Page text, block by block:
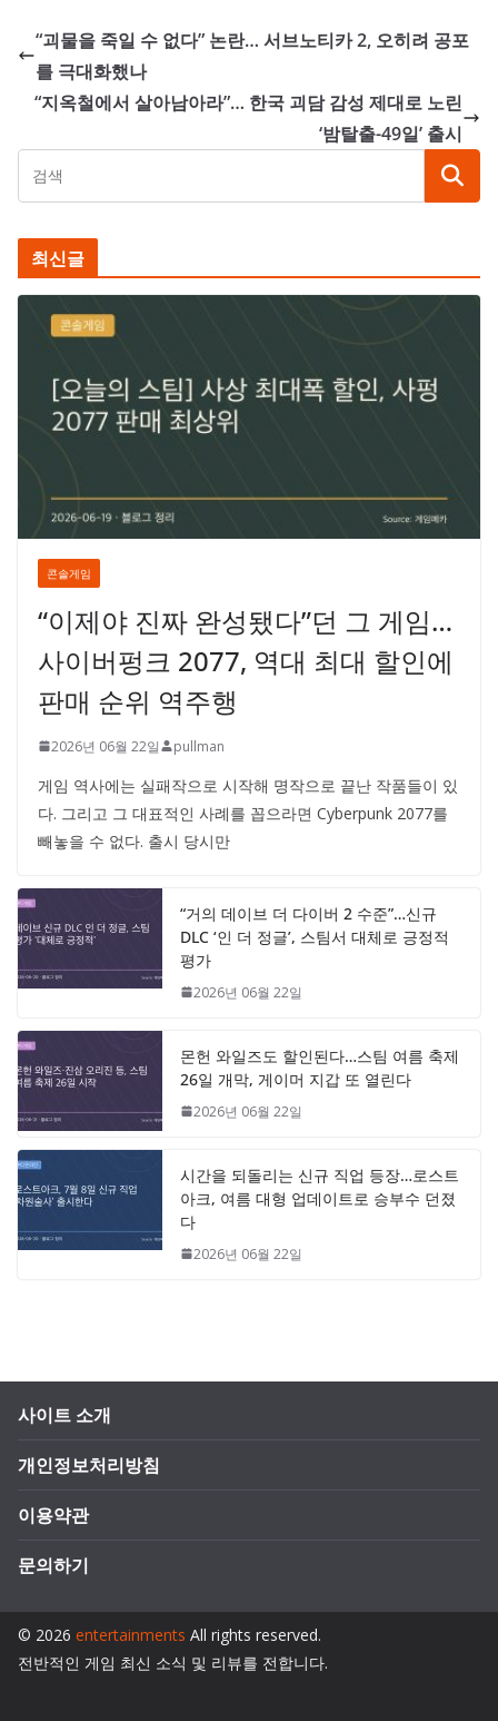
“괴물을 죽일 수 없다” 논란… 서브노티카 2, 오히려 공포
를 극대화했나
“지옥철에서 살아남아라”… 한국 괴담 감성 제대로 노린
‘밤탈출-49일’ 출시
최신글
콘솔게임
“이제야 진짜 완성됐다”던 그 게임…
사이버펑크 2077, 역대 최대 할인에
판매 순위 역주행
2026년 06월 22일 pullman
게임 역사에는 실패작으로 시작해 명작으로 끝난 작품들이 있
다. 그리고 그 대표적인 사례를 꼽으라면 Cyberpunk 2077를
빼놓을 수 없다. 출시 당시만
“거의 데이브 더 다이버 2 수준”…신규
DLC ‘인 더 정글’, 스팀서 대체로 긍정적
평가
2026년 06월 22일
몬헌 와일즈도 할인된다…스팀 여름 축제
26일 개막, 게이머 지갑 또 열린다
2026년 06월 22일
시간을 되돌리는 신규 직업 등장…로스트
아크, 여름 대형 업데이트로 승부수 던졌
다
2026년 06월 22일
사이트 소개
개인정보처리방침
이용약관
문의하기
© 2026 entertainments All rights reserved.
전반적인 게임 최신 소식 및 리뷰를 전합니다.